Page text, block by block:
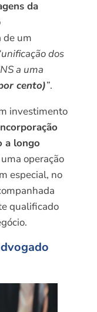
da
de um
dos
a uma
cento)”.
investimento
a longo
operação
especial, no
qualificado